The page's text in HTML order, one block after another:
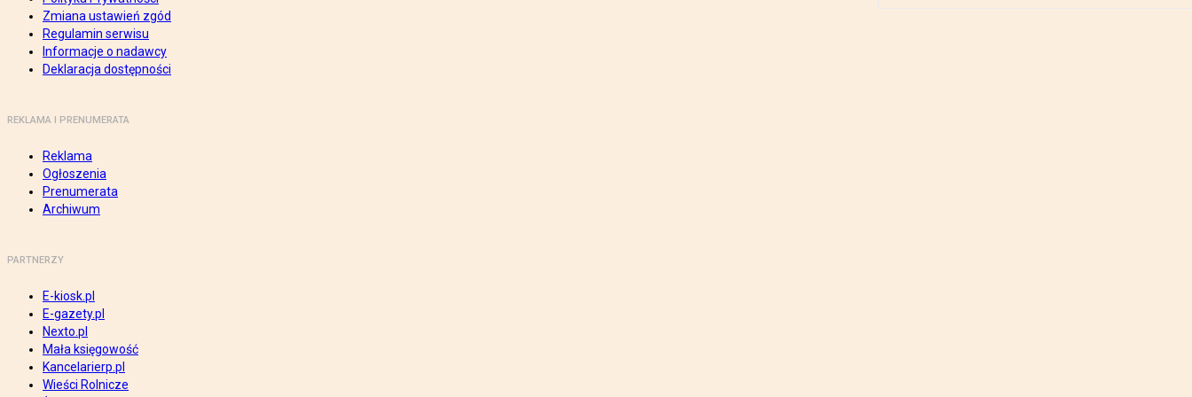
Zmiana ustawień zgód
Regulamin serwisu
Informacje o nadawcy
Deklaracja dostępności
REKLAMA I PRENUMERATA
Reklama
Ogłoszenia
Prenumerata
Archiwum
PARTNERZY
E-kiosk.pl
E-gazety.pl
Nexto.pl
Mała księgowość
Kancelarierp.pl
Wieści Rolnicze